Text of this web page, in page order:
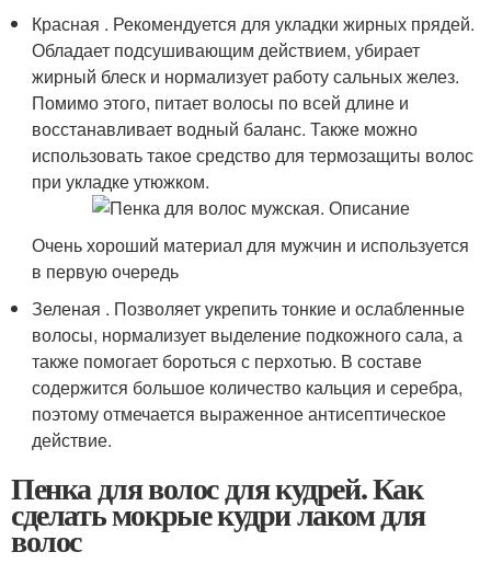
Красная . Рекомендуется для укладки жирных прядей.
Обладает подсушивающим действием, убирает
жирный блеск и нормализует работу сальных желез.
Помимо этого, питает волосы по всей длине и
восстанавливает водный баланс. Также можно
использовать такое средство для термозащиты волос
при укладке утюжком.
Очень хороший материал для мужчин и используется
в первую очередь
Зеленая . Позволяет укрепить тонкие и ослабленные
волосы, нормализует выделение подкожного сала, а
также помогает бороться с перхотью. В составе
содержится большое количество кальция и серебра,
поэтому отмечается выраженное антисептическое
действие.
Пенка для волос для кудрей. Как
сделать мокрые кудри лаком для
волос